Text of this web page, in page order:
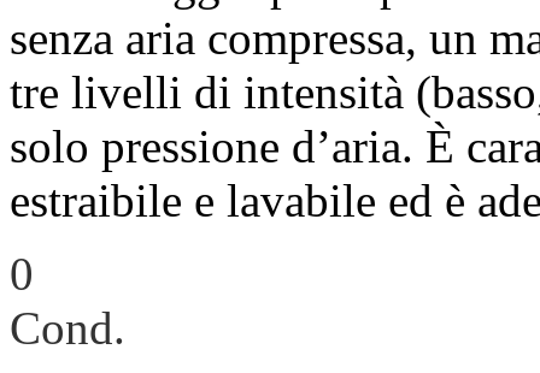
senza aria compressa, un
tre livelli di intensità
solo pressione d’aria. È
estraibile e lavabile ed è
0
Cond.